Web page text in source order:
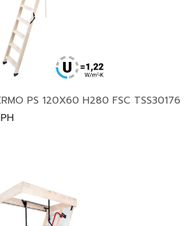
PS 120X60 H280 FSC TSS30176